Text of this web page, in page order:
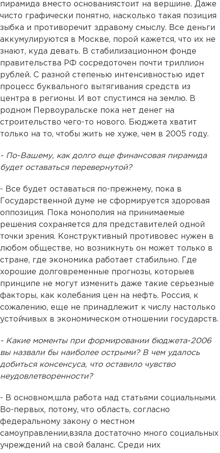
пирамида вместо основаниястоит на вершине. Даже
чисто графически понятно, насколько такая позиция
зыбка и противоречит здравому смыслу. Все деньги
аккумулируются в Москве, порой кажется, что их не
знают, куда девать. В стабилизационном фонде
правительства РФ сосредоточен почти триллион
рублей. С разной степенью интенсивностью идет
процесс буквального вытягивания средств из
центра в регионы. И вот спустимся на землю. В
родном Первоуральске пока нет денег на
строительство чего-то нового. Бюджета хватит
только на то, чтобы жить не хуже, чем в 2005 году.
- По-Вашему, как долго еще финансовая пирамида
будет оставаться перевернутой?
- Все будет оставаться по-прежнему, пока в
Государственной думе не сформируется здоровая
оппозиция. Пока монополия на принимаемые
решения сохраняется для представителей одной
точки зрения. Конструктивный противовес нужен в
любом обществе, но возникнуть он может только в
стране, где экономика работает стабильно. Где
хорошие долговременные прогнозы, которыев
принципе не могут изменить даже такие серьезные
факторы, как колебания цен на нефть. Россия, к
сожалению, еще не принадлежит к числу настолько
устойчивых в экономическом отношении государств.
- Какие моменты при формировании бюджета-2006
вы назвали бы наиболее острыми? В чем удалось
добиться консенсуса, что оставило чувство
неудовлетворенности?
- В основном,шла работа над статьями социальными.
Во-первых, потому, что область, согласно
федеральному закону о местном
самоуправлении,взяла достаточно много социальных
учреждений на свой баланс. Среди них